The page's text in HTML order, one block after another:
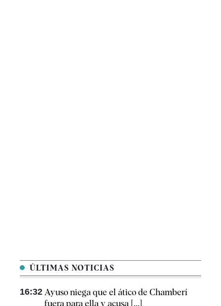
ÚLTIMAS NOTICIAS
16:32 Ayuso niega que el ático de Chamberí
fuera para ella y acusa [...]